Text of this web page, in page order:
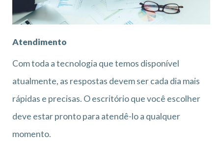
Atendimento
Com toda a tecnologia que temos disponível
atualmente, as respostas devem ser cada dia mais
rápidas e precisas. O escritório que você escolher
deve estar pronto para atendê-lo a qualquer
momento.